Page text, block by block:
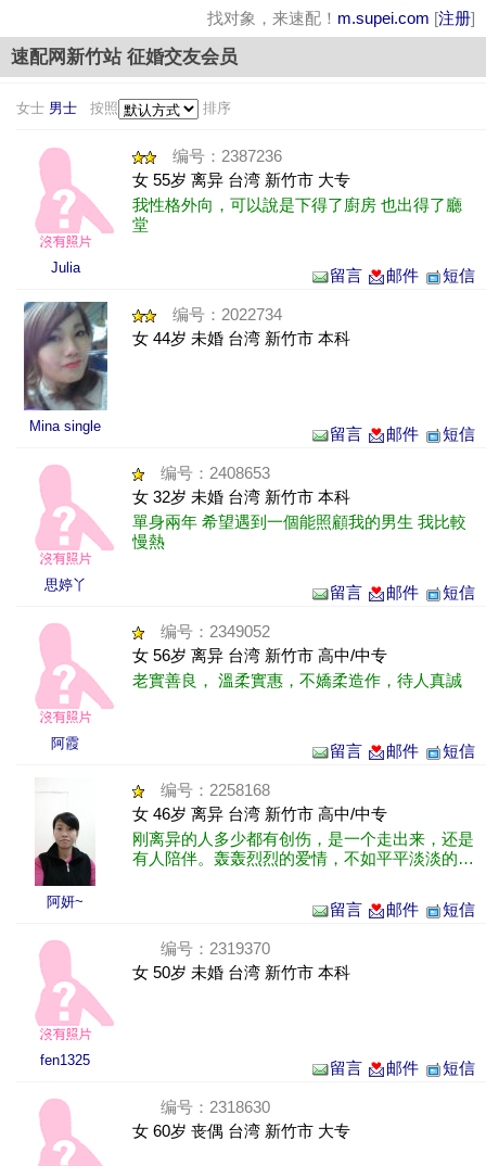
找对象，来速配！ m.supei.com [注册]
速配网新竹站 征婚交友会员
女士 男士 按照 排序
Julia
编号：2387236
女 55岁 离异 台湾 新竹市 大专
我性格外向，可以說是下得了廚房 也出得了廳
堂
留言 邮件 短信
Mina single
编号：2022734
女 44岁 未婚 台湾 新竹市 本科
留言 邮件 短信
思婷丫
编号：2408653
女 32岁 未婚 台湾 新竹市 本科
單身兩年 希望遇到一個能照顧我的男生 我比較
慢熱
留言 邮件 短信
阿霞
编号：2349052
女 56岁 离异 台湾 新竹市 高中/中专
老實善良， 溫柔實惠，不嬌柔造作，待人真誠
留言 邮件 短信
阿妍~
编号：2258168
女 46岁 离异 台湾 新竹市 高中/中专
刚离异的人多少都有创伤，是一个走出来，还是
有人陪伴。轰轰烈烈的爱情，不如平平淡淡的过
留言
邮件 短信
fen1325
编号：2319370
女 50岁 未婚 台湾 新竹市 本科
留言 邮件 短信
编号：2318630
女 60岁 丧偶 台湾 新竹市 大专